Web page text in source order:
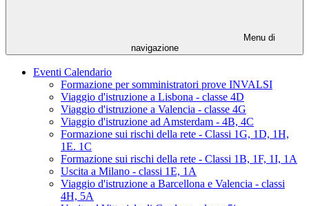
Menu di
navigazione
Eventi Calendario
Formazione per somministratori prove INVALSI
Viaggio d'istruzione a Lisbona - classe 4D
Viaggio d'istruzione a Valencia - classe 4G
Viaggio d'istruzione ad Amsterdam - 4B, 4C
Formazione sui rischi della rete - Classi 1G, 1D, 1H,
1E. 1C
Formazione sui rischi della rete - Classi 1B, 1F, 1I, 1A
Uscita a Milano - classi 1E, 1A
Viaggio d'istruzione a Barcellona e Valencia - classi
4H, 5A